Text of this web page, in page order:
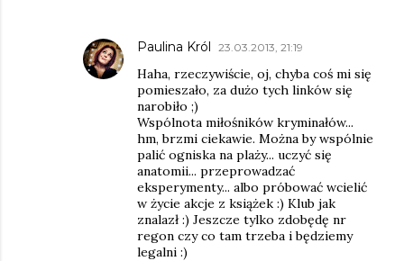
Paulina Król 23.03.2013, 21:19
Haha, rzeczywiście, oj, chyba coś mi się
pomieszało, za dużo tych linków się
narobiło ;)
Wspólnota miłośników kryminałów...
hm, brzmi ciekawie. Można by wspólnie
palić ogniska na plaży... uczyć się
anatomii... przeprowadzać
eksperymenty... albo próbować wcielić
w życie akcje z książek :) Klub jak
znalazł :) Jeszcze tylko zdobędę nr
regon czy co tam trzeba i będziemy
legalni :)